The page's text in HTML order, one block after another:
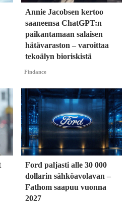
Annie Jacobsen kertoo
saaneensa ChatGPT:n
paikantamaan salaisen
hätävaraston – varoittaa
tekoälyn bioriskistä
Findance
Ford paljasti alle 30 000
dollarin sähköavolavan –
Fathom saapuu vuonna
2027